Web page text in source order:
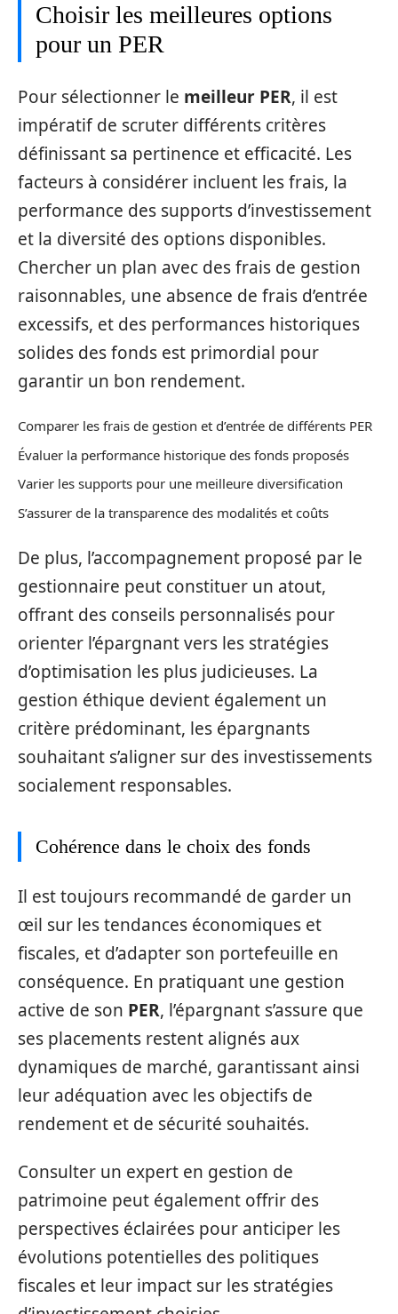
Choisir les meilleures options
pour un PER
Pour sélectionner le meilleur PER, il est
impératif de scruter différents critères
définissant sa pertinence et efficacité. Les
facteurs à considérer incluent les frais, la
performance des supports d’investissement
et la diversité des options disponibles.
Chercher un plan avec des frais de gestion
raisonnables, une absence de frais d’entrée
excessifs, et des performances historiques
solides des fonds est primordial pour
garantir un bon rendement.
Comparer les frais de gestion et d’entrée de différents PER
Évaluer la performance historique des fonds proposés
Varier les supports pour une meilleure diversification
S’assurer de la transparence des modalités et coûts
De plus, l’accompagnement proposé par le
gestionnaire peut constituer un atout,
offrant des conseils personnalisés pour
orienter l’épargnant vers les stratégies
d’optimisation les plus judicieuses. La
gestion éthique devient également un
critère prédominant, les épargnants
souhaitant s’aligner sur des investissements
socialement responsables.
Cohérence dans le choix des fonds
Il est toujours recommandé de garder un
œil sur les tendances économiques et
fiscales, et d’adapter son portefeuille en
conséquence. En pratiquant une gestion
active de son PER, l’épargnant s’assure que
ses placements restent alignés aux
dynamiques de marché, garantissant ainsi
leur adéquation avec les objectifs de
rendement et de sécurité souhaités.
Consulter un expert en gestion de
patrimoine peut également offrir des
perspectives éclairées pour anticiper les
évolutions potentielles des politiques
fiscales et leur impact sur les stratégies